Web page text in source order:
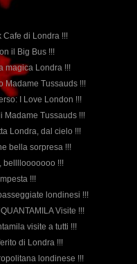
Cafe di Londra !!!
il Big Bus !!!
magica Londra !!!
Madame Tussauds !!!
I Love London !!!
Madame Tussauds !!!
Londra, dal cielo !!!
bella sorpresa !!!
bellllooooooo !!!
!!!
londinesi !!!
Visite !!!
visite a tutti !!!
di Londra !!!
londinese !!!